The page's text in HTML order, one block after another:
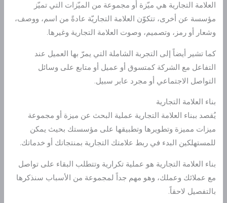
العلامة التجارية هي ميّزة أو مجموعة من الميّزات التي تميّز
مؤسسة عن أخرى، تتكوّن العلامة التجاريّة عادةً من اسم، ووصف،
وشعار أو رمز، وتصميم، وصوت العلامة التجارية وغيرها.
كما تشير أيضاً إلى التجربة الشاملة التي يمرّ بها العميل عند
التفاعل مع الشركة كمتسوق أو عميل أو متابع على وسائل
التواصل الاجتماعي أو مجرد عابر سبيل.
بناء العلامة التجارية
يُقصد ببناء العلامة التجارية عملية البحث عن ميزة أو مجموعة
ميزات مميزة وتطويرها وتطبيقها على مؤسستك بحيث يمكن
للمستهلكين البدء في ربط علامتك التجارية بمنتجاتك أو خدماتك.
بناء العلامة التجارية هو عملية تكرارية وتتطلب البقاء على تواصل
مع عملائك وعملك، وهو مهم جداً لمجموعة من الأسباب سنذكرها
بالتفصيل لاحقاً.